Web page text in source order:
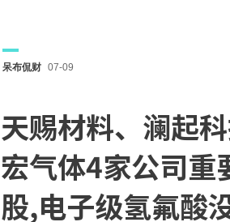
呆布侃财 07-09
天赐材料、澜起
宏气体4家公司重
股,电子级氢氟酸